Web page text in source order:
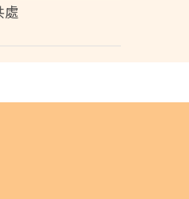
處